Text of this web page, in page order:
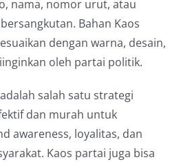
nama, nomor urut, atau
Bahan Kaos
dengan warna, desain,
oleh partai politik.
salah satu strategi
dan murah untuk
awareness, loyalitas, dan
Kaos partai juga bisa